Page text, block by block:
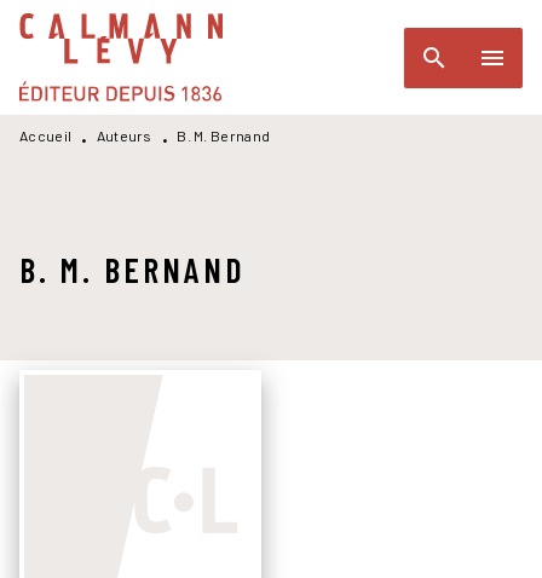
MENU RECHERCHE
PIED DE PAGE
search menu
Accueil • Auteurs • B. M. Bernand
B. M. BERNAND